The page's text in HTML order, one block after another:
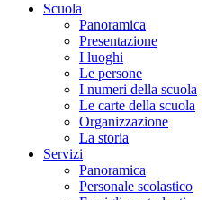
Scuola
Panoramica
Presentazione
I luoghi
Le persone
I numeri della scuola
Le carte della scuola
Organizzazione
La storia
Servizi
Panoramica
Personale scolastico